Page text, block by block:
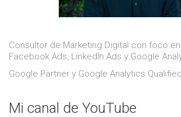
Consultor de Marketing Digital con foco
Facebook Ads, LinkedIn Ads y Google
Google Partner y Google Analytics
Mi canal de YouTube